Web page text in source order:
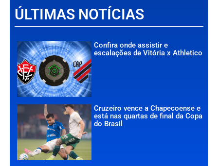
ÚLTIMAS NOTÍCIAS
Confira onde assistir e
escalações de Vitória x Athletico
Cruzeiro vence a Chapecoense e
está nas quartas de final da Copa
do Brasil